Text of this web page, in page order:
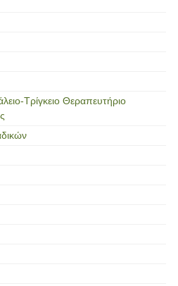
Τρίγκειο Θεραπευτήριο